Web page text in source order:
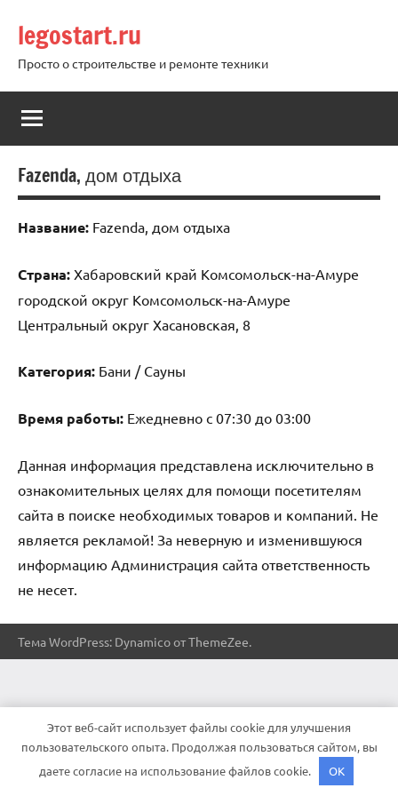
содержимому
legostart.ru
Просто о строительстве и ремонте техники
Fazenda, дом отдыха
Название: Fazenda, дом отдыха
Страна: Хабаровский край Комсомольск-на-Амуре
городской округ Комсомольск-на-Амуре
Центральный округ Хасановская, 8
Категория: Бани / Сауны
Время работы: Ежедневно с 07:30 до 03:00
Данная информация представлена исключительно в
ознакомительных целях для помощи посетителям
сайта в поиске необходимых товаров и компаний. Не
является рекламой! За неверную и изменившуюся
информацию Администрация сайта ответственность
не несет.
Тема WordPress: Dynamico от ThemeZee.
Этот веб-сайт использует файлы cookie для улучшения
пользовательского опыта. Продолжая пользоваться сайтом, вы
даете согласие на использование файлов cookie.
OK